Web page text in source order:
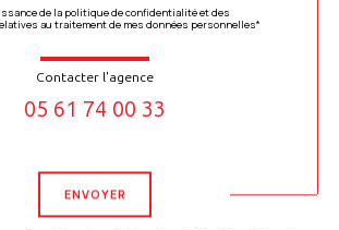
de la politique de confidentialité et des
au traitement de mes données personnelles*
Contacter l'agence
05 61 74 00 33
ENVOYER